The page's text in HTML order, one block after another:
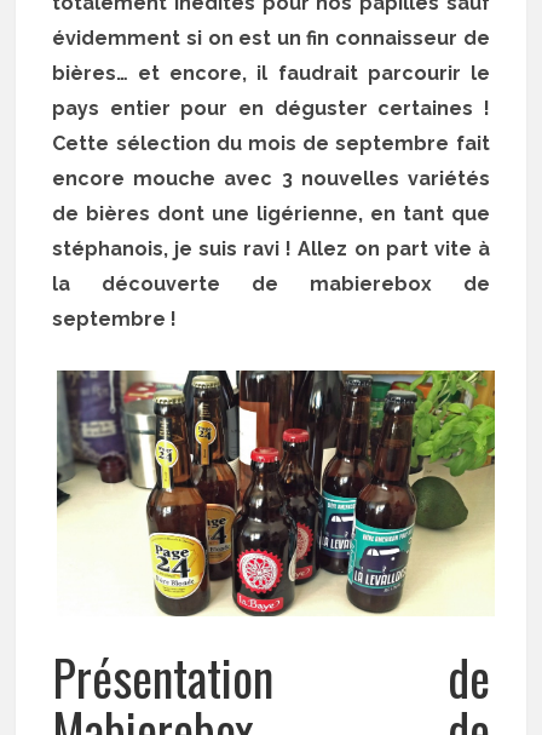
évidemment si on est un fin connaisseur de
bières… et encore, il faudrait parcourir le
pays entier pour en déguster certaines !
Cette sélection du mois de septembre fait
encore mouche avec 3 nouvelles variétés
de bières dont une ligérienne, en tant que
stéphanois, je suis ravi ! Allez on part vite à
la découverte de mabierebox de
septembre !
Présentation de